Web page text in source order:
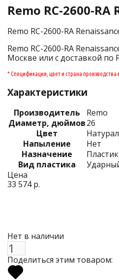
Remo RC-2600-RA
Remo RC-2600-RA
Remo RC-2600-RA
Москве или с доставкой по
* Спецификация, цвет и страна производства
Характеристики
Производитель
Remo
Диаметр, дюймов26
Цвет
Напыление
Нет
Назначение
Вид пластика
Цена
33 574 р.
Нет в наличии
Поделиться этим товаром: